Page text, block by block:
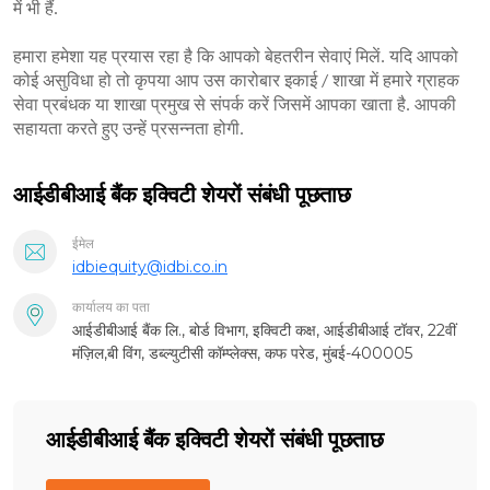
में भी हैं.
हमारा हमेशा यह प्रयास रहा है कि आपको बेहतरीन सेवाएं मिलें. यदि आपको
कोई असुविधा हो तो कृपया आप उस कारोबार इकाई / शाखा में हमारे ग्राहक
सेवा प्रबंधक या शाखा प्रमुख से संपर्क करें जिसमें आपका खाता है. आपकी
सहायता करते हुए उन्हें प्रसन्नता होगी.
आईडीबीआई बैंक इक्विटी शेयरों संबंधी पूछताछ
ईमेल
idbiequity@idbi.co.in
कार्यालय का पता
आईडीबीआई बैंक लि., बोर्ड विभाग, इक्विटी कक्ष, आईडीबीआई टॉवर, 22वीं
मंज़िल,बी विंग, डब्ल्युटीसी कॉम्प्लेक्स, कफ परेड, मुंबई-400005
आईडीबीआई बैंक इक्विटी शेयरों संबंधी पूछताछ